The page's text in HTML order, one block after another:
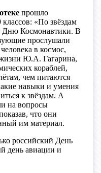
прошло
«По звёздам
Дню Космонавтики. В
прослушали
в космос,
жизни Ю.А. Гагарина,
кораблей,
чем питаются
навыки и умения
к звёздам. А
на вопросы
что они
им материал.
российский День
день авиации и